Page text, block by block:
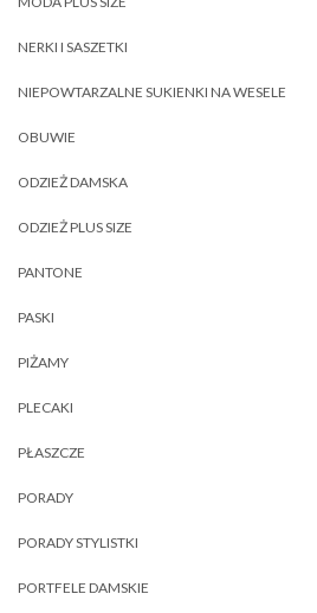
NERKI I SASZETKI
NIEPOWTARZALNE SUKIENKI NA WESELE
OBUWIE
ODZIEŻ DAMSKA
ODZIEŻ PLUS SIZE
PANTONE
PASKI
PIŻAMY
PLECAKI
PŁASZCZE
PORADY
PORADY STYLISTKI
PORTFELE DAMSKIE